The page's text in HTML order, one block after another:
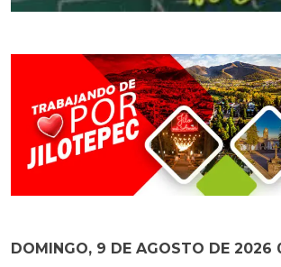
DOMINGO, 9 DE AGOSTO DE 2026